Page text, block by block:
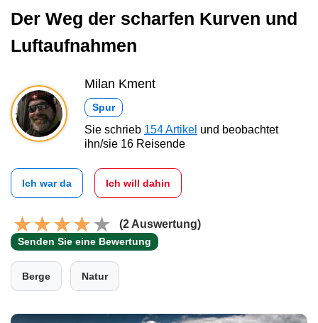
Der Weg der scharfen Kurven und
Luftaufnahmen
Milan Kment
Spur
Sie schrieb 154 Artikel und beobachtet
ihn/sie 16 Reisende
Ich war da Ich will dahin
(2 Auswertung)
Senden Sie eine Bewertung
Berge Natur